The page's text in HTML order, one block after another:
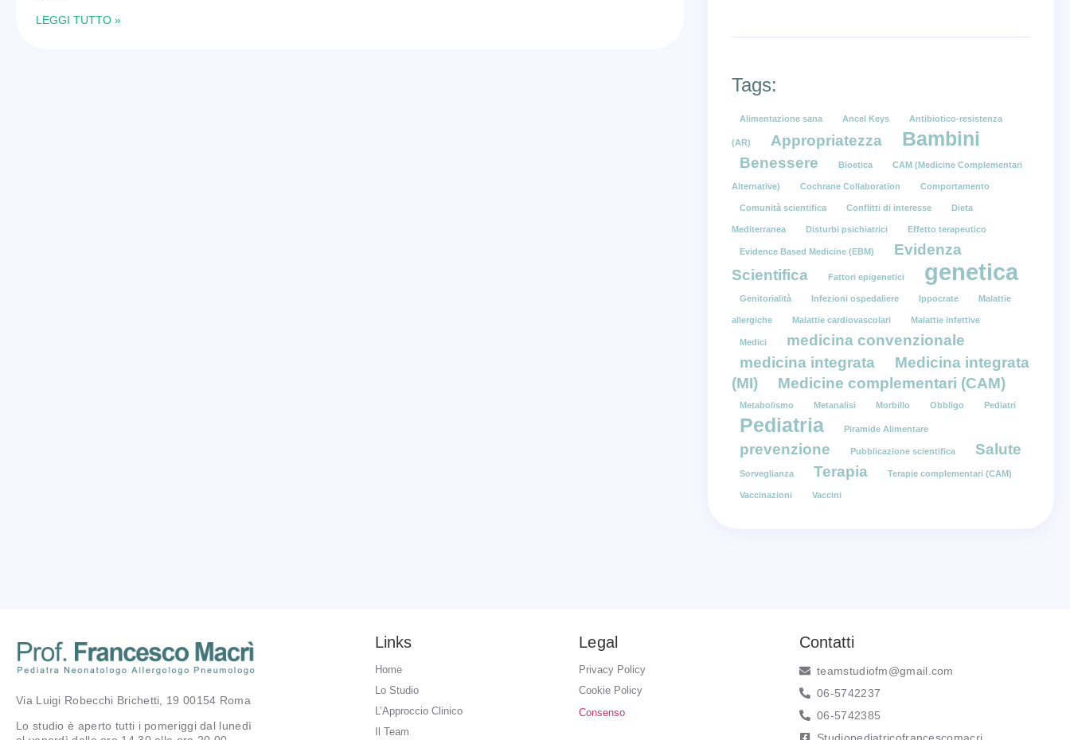
LEGGI TUTTO »
Tags:
Alimentazione sana Ancel Keys Antibiotico-resistenza
(AR) Appropriatezza Bambini
Benessere Bioetica CAM (Medicine Complementari
Alternative) Cochrane Collaboration Comportamento
Comunità scientifica Conflitti di interesse Dieta
Mediterranea Disturbi psichiatrici Effetto terapeutico
Evidence Based Medicine (EBM)
Evidenza
Scientifica
Fattori epigenetici genetica
Genitorialità Infezioni ospedaliere Ippocrate Malattie
allergiche Malattie cardiovascolari Malattie infettive
Medici
medicina convenzionale
medicina integrata
Medicina integrata
(MI)
Medicine complementari (CAM)
Metabolismo Metanalisi Morbillo Obbligo Pediatri
Pediatria Piramide Alimentare
prevenzione Pubblicazione scientifica Salute
Sorveglianza Terapia Terapie complementari (CAM)
Vaccinazioni Vaccini
Via Luigi Robecchi Brichetti, 19 00154 Roma
Lo studio è aperto tutti i pomeriggi dal lunedì
Links
Home
Lo Studio
L’Approccio Clinico
Il Team
Legal
Privacy Policy
Cookie Policy
Consenso
Contatti
teamstudiofm@gmail.com
06-5742237
06-5742385
Studiopediatricofrancescomacri